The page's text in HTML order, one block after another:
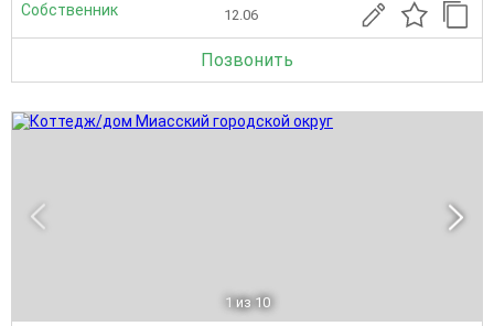
Собственник 12.06
Позвонить
1 из 10